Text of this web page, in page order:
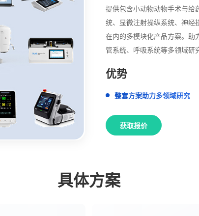
提供包含小动物动物手术
统、显微注射操纵系统、神经
在内的多模块化产品方案。助
管系统、呼吸系统等多领域研
优势
整套方案助力多领域研究
获取报价
具体方案